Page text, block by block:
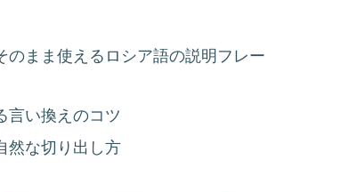
まま使えるロシア語の説明フレー
言い換えのコツ
然な切り出し方